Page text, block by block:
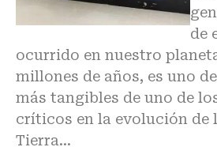
de
ocurrido en nuestro
millones de años, es uno
más tangibles de uno de
críticos en la evolución de
Tierra…